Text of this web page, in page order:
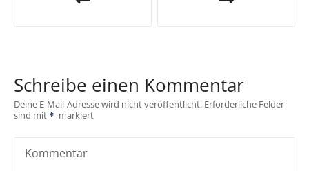
r
a
Schreibe einen Kommentar
Deine E-Mail-Adresse wird nicht veröffentlicht. Erforderliche Felder
sind mit
markiert
Kommentar